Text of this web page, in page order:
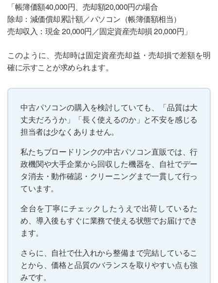
「帳簿価額40,000円、売却額20,000円の場合
除却：減価償却累計額／パソコン（帳簿価額相当）
売却収入：現金 20,000円／固定資産売却損 20,000円」
このように、売却時は固定資産売却益・売却損で差額を明
確に示すことが求められます。
中古パソコンの購入を検討していても、「品質は大
丈夫だろうか」「長く使えるのか」と不安を感じる
担当者は少なくありません。
私たちブロードリンクの中古パソコン直販では、行
政機関や大手企業から回収した機器を、自社でデー
タ消去・動作確認・クリーニングまで一貫して行っ
ています。
全台を丁寧にチェックしたうえで出荷しているた
め、導入後もすぐに業務で使える状態でお届けでき
ます。
さらに、自社で仕入れから整備まで完結しているこ
とから、価格と品質のバランスを取りやすい点も強
みです。